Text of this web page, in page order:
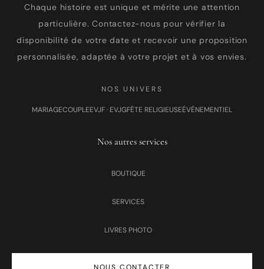
Chaque histoire est unique et mérite une attention
particulière. Contactez-nous pour vérifier la
disponibilité de votre date et recevoir une proposition
personnalisée, adaptée à votre projet et à vos envies.
NOS UNIVERS
MARIAGECOUPLEEVJF · EVJGFÊTE RELIGIEUSEÉVÉNEMENTIEL
Nos autres services
BOUTIQUE
SERVICES
LIVRES PHOTO